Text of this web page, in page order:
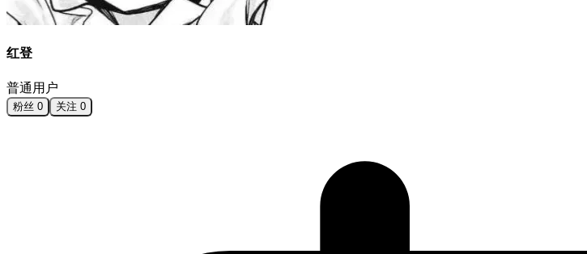
红登
普通用户
粉丝 0 关注 0